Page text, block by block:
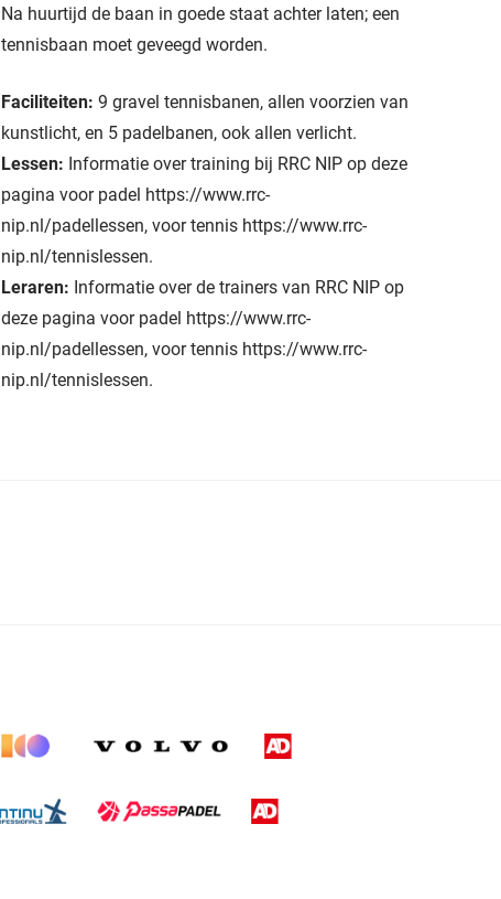
Na huurtijd de baan in goede staat achter laten; een
tennisbaan moet geveegd worden.
Faciliteiten: 9 gravel tennisbanen, allen voorzien van
kunstlicht, en 5 padelbanen, ook allen verlicht.
Lessen: Informatie over training bij RRC NIP op deze
pagina voor padel https://www.rrc-
nip.nl/padellessen, voor tennis https://www.rrc-
nip.nl/tennislessen.
Leraren: Informatie over de trainers van RRC NIP op
deze pagina voor padel https://www.rrc-
nip.nl/padellessen, voor tennis https://www.rrc-
nip.nl/tennislessen.